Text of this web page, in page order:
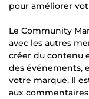
pour améliorer
Le Community
avec les autres
créer du contenu
des événements,
votre marque. Il
aux commentaires